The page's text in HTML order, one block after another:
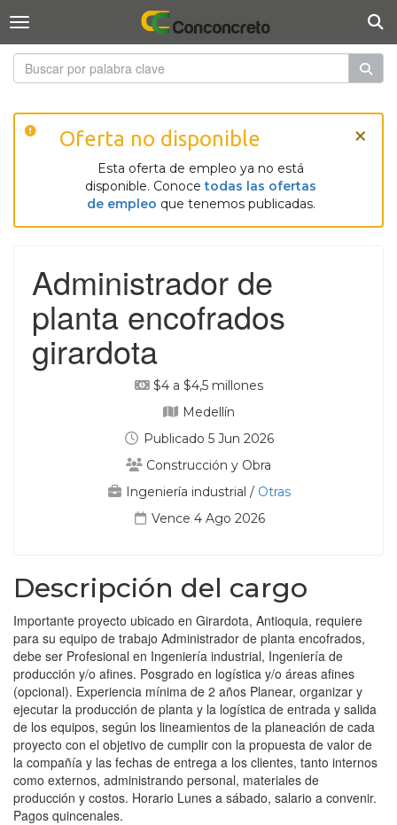
Toggle navigation
Oferta no disponible
Esta oferta de empleo ya no está
disponible. Conocetodas las ofertas
de empleo que tenemos publicadas.
×
Administrador de
planta encofrados
girardota
$4 a $4,5 millones
Medellín
Publicado 5 Jun 2026
Construcción y Obra
Ingeniería industrial / Otras
Vence 4 Ago 2026
Descripción del cargo
Importante proyecto ubicado en Girardota, Antioquia, requiere
para su equipo de trabajo Administrador de planta encofrados,
debe ser Profesional en Ingeniería industrial, Ingeniería de
producción y/o afines. Posgrado en logística y/o áreas afines
(opcional). Experiencia mínima de 2 años Planear, organizar y
ejecutar la producción de planta y la logística de entrada y salida
de los equipos, según los lineamientos de la planeación de cada
proyecto con el objetivo de cumplir con la propuesta de valor de
la compañía y las fechas de entrega a los clientes, tanto internos
como externos, administrando personal, materiales de
producción y costos. Horario Lunes a sábado, salario a convenir.
Pagos quincenales.